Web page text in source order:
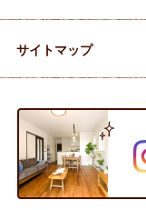
サイトマップ